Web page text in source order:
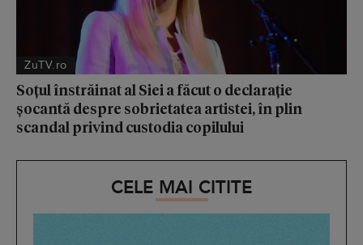
ZuTV.ro
Soțul înstrăinat al Siei a făcut o declarație
șocantă despre sobrietatea artistei, în plin
scandal privind custodia copilului
CELE MAI CITITE